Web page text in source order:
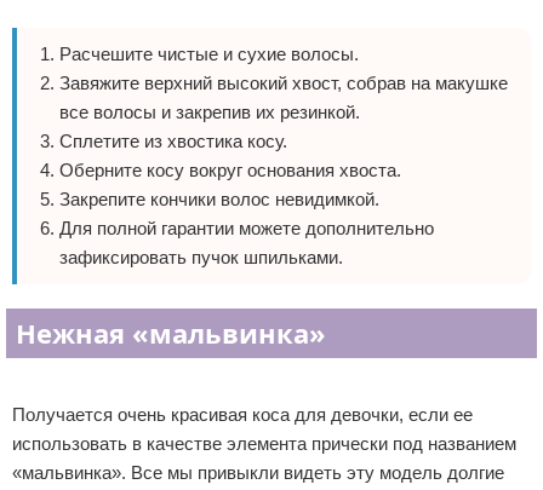
Расчешите чистые и сухие волосы.
Завяжите верхний высокий хвост, собрав на макушке
все волосы и закрепив их резинкой.
Сплетите из хвостика косу.
Оберните косу вокруг основания хвоста.
Закрепите кончики волос невидимкой.
Для полной гарантии можете дополнительно
зафиксировать пучок шпильками.
Нежная «мальвинка»
Получается очень красивая коса для девочки, если ее
использовать в качестве элемента прически под названием
«мальвинка». Все мы привыкли видеть эту модель долгие